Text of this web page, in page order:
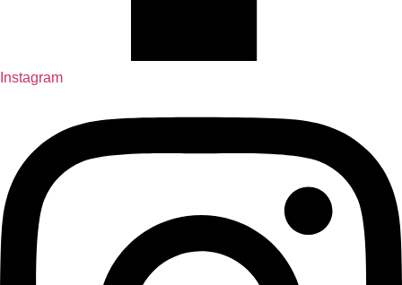
Instagram